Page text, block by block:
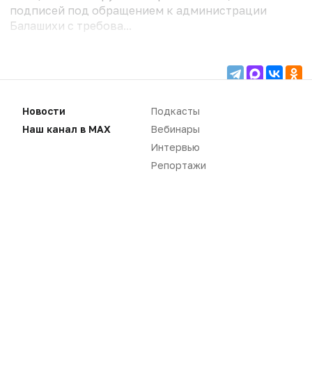
подписей под обращением к администрации
Балашихи с требова...
авторизоваться
Вам необходимо войти в свой аккаунт, либо
Новости
Наш канал в MAX
Подкасты
Вебинары
Интервью
Репортажи